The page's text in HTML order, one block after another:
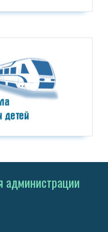
администрации